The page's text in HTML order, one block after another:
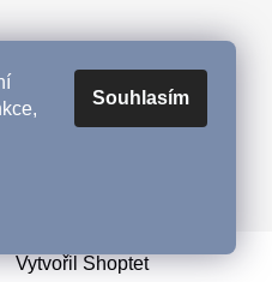
Souhlasím
Vytvořil Shoptet